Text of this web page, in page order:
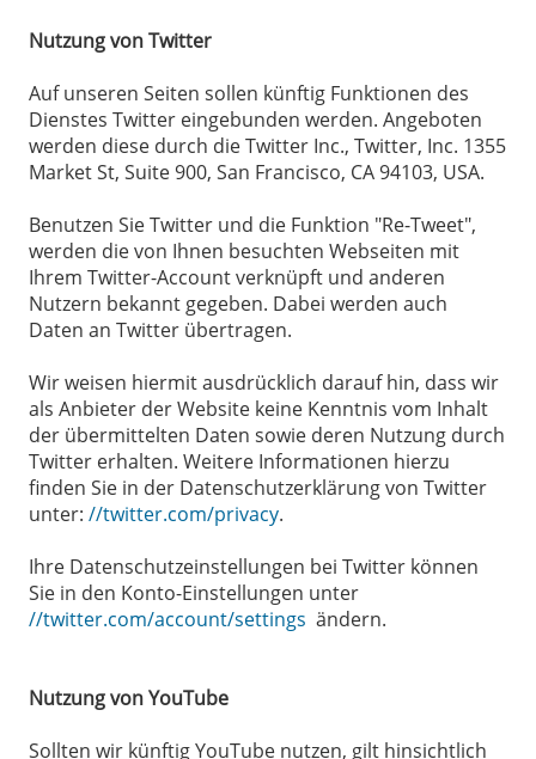
Nutzung von Twitter
Auf unseren Seiten sollen künftig Funktionen des
Dienstes Twitter eingebunden werden. Angeboten
werden diese durch die Twitter Inc., Twitter, Inc. 1355
Market St, Suite 900, San Francisco, CA 94103, USA.
Benutzen Sie Twitter und die Funktion "Re-Tweet",
werden die von Ihnen besuchten Webseiten mit
Ihrem Twitter-Account verknüpft und anderen
Nutzern bekannt gegeben. Dabei werden auch
Daten an Twitter übertragen.
Wir weisen hiermit ausdrücklich darauf hin, dass wir
als Anbieter der Website keine Kenntnis vom Inhalt
der übermittelten Daten sowie deren Nutzung durch
Twitter erhalten. Weitere Informationen hierzu
finden Sie in der Datenschutzerklärung von Twitter
unter://twitter.com/privacy.
Ihre Datenschutzeinstellungen bei Twitter können
Sie in den Konto-Einstellungen unter
//twitter.com/account/settings ändern.
Nutzung von YouTube
Sollten wir künftig YouTube nutzen, gilt hinsichtlich